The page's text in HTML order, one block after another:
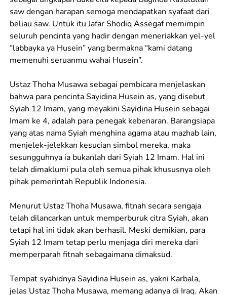
saw dengan harapan semoga mendapatkan syafaat dari
beliau saw. Untuk itu Jafar Shodiq Assegaf memimpin
seluruh pencinta yang hadir dengan meneriakkan yel-yel
“labbayka ya Husein” yang bermakna “kami datang
memenuhi seruanmu wahai Husein”.
Ustaz Thoha Musawa sebagai pembicara menjelaskan
bahwa para pencinta Sayidina Husein as, yang disebut
Syiah 12 Imam, yang meyakini Sayidina Husein sebagai
Imam ke 4, adalah para penegak kebenaran. Barangsiapa
yang atas nama Syiah menghina agama atau mazhab lain,
menjelek-jelekkan kesucian simbol mereka, maka
sesungguhnya ia bukanlah dari Syiah 12 Imam. Hal ini
telah dimaklumi pula oleh semua pihak khususnya oleh
pihak pemerintah Republik Indonesia.
Menurut Ustaz Thoha Musawa, fitnah secara sengaja
telah dilancarkan untuk memperburuk citra Syiah, akan
tetapi hal ini tidak akan berhasil. Meski demikian, para
Syiah 12 Imam tetap perlu menjaga diri mereka dari
memperparah fitnah sebagaimana dimaksud.
Tempat syahidnya Sayidina Husein as, yakni Karbala,
jelas Ustaz Thoha Musawa, memang adanya di Iraq. Akan